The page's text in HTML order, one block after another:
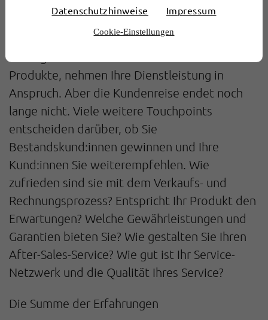
Datenschutzhinweise Impressum
Cookie-Einstellungen
Kunden zufrieden machen
Produkte, nehmen Ihre Dienstleistung in
Anspruch. Aber die Kundenreise endet noch
lange nicht. Viele weitere Touchpoints
entscheiden darüber, ob Sie
Bestandskund:innen gewinnen und Ihre
Kund:innen Sie weiterempfehlen. Wie
zufrieden sind sie mit dem Verkaufs- und
Rechnungsprozess? Entspricht Ihr Produkt den
Erwartungen? Welche Gewährleistungen und
Garantien bieten Sie? Wie gestalten Sie Ihren
After-Sales-Service? Wie gut ist Ihr Service-
Netzwerk und die Qualität Ihres Service?
Die Summe der Erfahrungen